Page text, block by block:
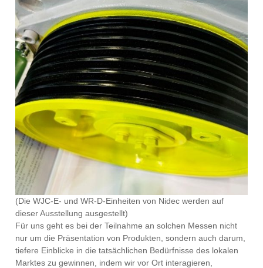
(Die WJC-E- und WR-D-Einheiten von Nidec werden auf
dieser Ausstellung ausgestellt)
Für uns geht es bei der Teilnahme an solchen Messen nicht
nur um die Präsentation von Produkten, sondern auch darum,
tiefere Einblicke in die tatsächlichen Bedürfnisse des lokalen
Marktes zu gewinnen, indem wir vor Ort interagieren,